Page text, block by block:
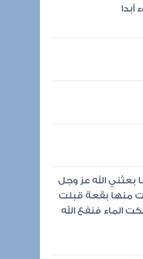
الله عز وجل
منها بقعة قبلت
الماء فنفع الله